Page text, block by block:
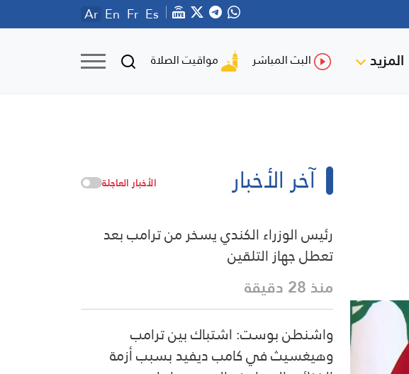
Ar En Fr Es
المزيد البث المباشر مواقيت الصلاة
آخر الأخبار الأخبار العاجلة
رئيس الوزراء الكندي يسخر من ترامب بعد
تعطل جهاز التلقين
منذ 28 دقيقة
واشنطن بوست: اشتباك بين ترامب
وهيغسيث في كامب ديفيد بسبب أزمة